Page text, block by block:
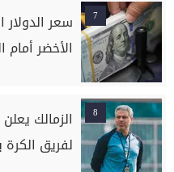
7
سعر
الأخضر أمام
8
الزمالك
لفريق